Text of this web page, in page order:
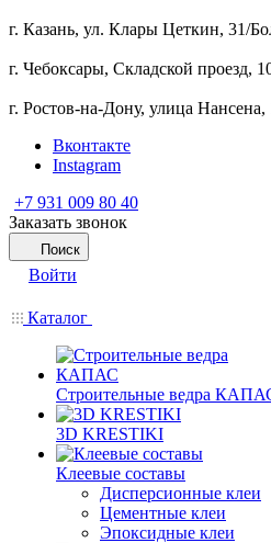
г. Казань, ул. Клары Цеткин, 31/
г. Чебоксары, Складской проезд,
г. Ростов-на-Дону, улица Нансена,
Вконтакте
Instagram
+7 931 009 80 40
Заказать звонок
Поиск
Войти
Каталог
Строительные ведра
3D KRESTIKI
Клеевые составы
Дисперсионные клеи
Цементные клеи
Эпоксидные клеи